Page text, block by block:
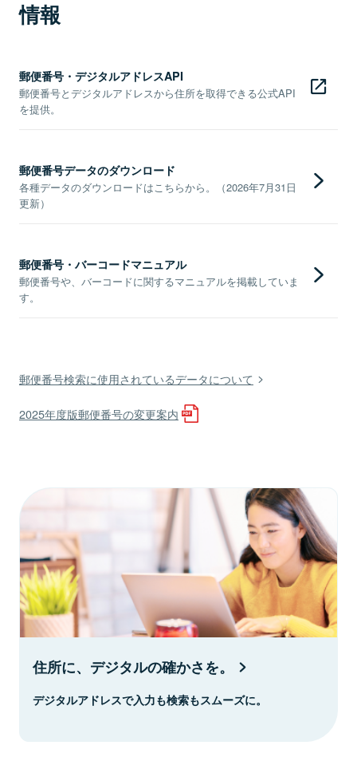
情報
郵便番号・デジタルアドレスAPI
郵便番号とデジタルアドレスから住所を取得できる公式API
を提供。
郵便番号データのダウンロード
各種データのダウンロードはこちらから。（2026年7月31日
更新）
郵便番号・バーコードマニュアル
郵便番号や、バーコードに関するマニュアルを掲載していま
す。
郵便番号検索に使用されているデータについて
2025年度版郵便番号の変更案内
住所に、デジタルの確かさを。
デジタルアドレスで入力も検索もスムーズに。